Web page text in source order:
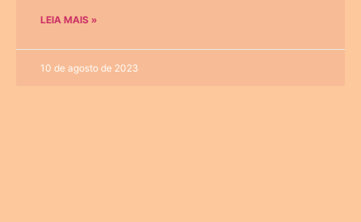
LEIA MAIS »
10 de agosto de 2023